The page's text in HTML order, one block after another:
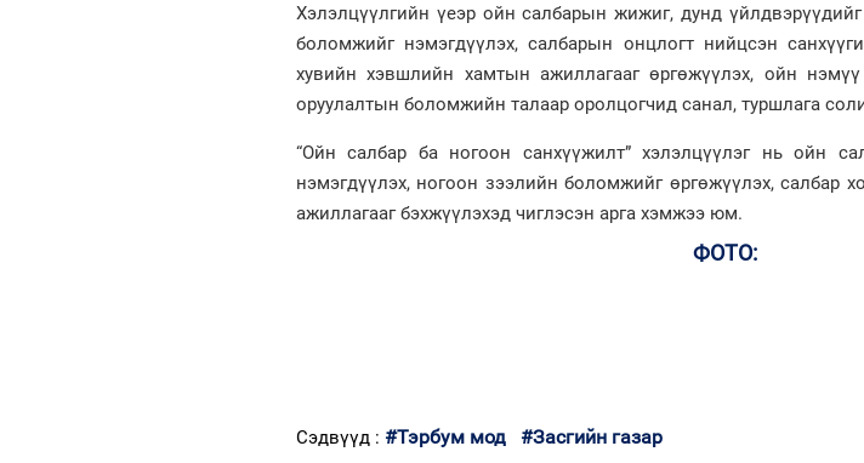
Хэлэлцүүлгийн үеэр ойн салбарын жижиг, дунд
боломжийг нэмэгдүүлэх, салбарын онцлогт нийцсэн
хувийн хэвшлийн хамтын ажиллагааг өргөжүүлэх, ойн
оруулалтын боломжийн талаар оролцогчид санал, туршлага
“Ойн салбар ба ногоон санхүүжилт” хэлэлцүүлэг нь ойн
нэмэгдүүлэх, ногоон зээлийн боломжийг өргөжүүлэх, салбар
ажиллагааг бэхжүүлэхэд чиглэсэн арга хэмжээ юм.
ФОТО:
Сэдвүүд : #Тэрбум мод #Засгийн газар